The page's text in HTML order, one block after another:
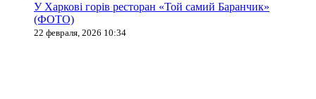
У Харкові горів ресторан «Той самий Баранчик»
(ФОТО)
22 февраля, 2026 10:34